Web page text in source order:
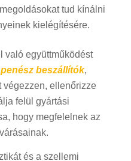
tud kínálni
kielégítésére.
való együttműködést
beszállítók,
végezzen, ellenőrizze
felül gyártási
hogy megfelelnek az
és a szellemi